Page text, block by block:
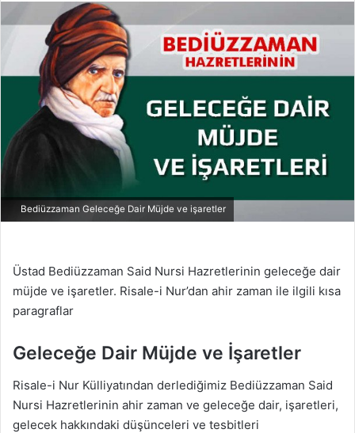
Bediüzzaman Geleceğe Dair Müjde ve işaretler
Üstad Bediüzzaman Said Nursi Hazretlerinin geleceğe dair
müjde ve işaretler. Risale-i Nur’dan ahir zaman ile ilgili kısa
paragraflar
Geleceğe Dair Müjde ve İşaretler
Risale-i Nur Külliyatından derlediğimiz Bediüzzaman Said
Nursi Hazretlerinin ahir zaman ve geleceğe dair, işaretleri,
gelecek hakkındaki düşünceleri ve tesbitleri